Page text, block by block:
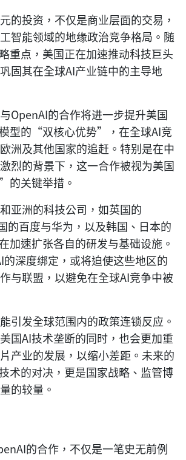
的投资，不仅是商业层面的交易，
智能领域的地缘政治竞争格局。随
重点，美国正在加速推动科技巨头
固其在全球AI产业链中的主导地
OpenAI的合作将进一步提升美国
型的“双核心优势”，在全球AI竞
洲及其他国家的追赶。特别是在中
烈的背景下，这一合作被视为美国
关键举措。
亚洲的科技公司，如英国的
的百度与华为，以及韩国、日本的
加速扩张各自的研发与基础设施。
深度绑定，或将迫使这些地区的
与联盟，以避免在全球AI竞争中被
引发全球范围内的政策连锁反应。
国AI技术垄断的同时，也会更加重
产业的发展，以缩小差距。未来的
术的对决，更是国家战略、监管博
的较量。
的合作，不仅是一笔史无前例